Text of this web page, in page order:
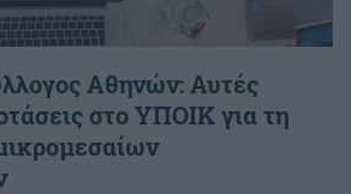
Αθηνών: Αυτές
στο ΥΠΟΙΚ για τη